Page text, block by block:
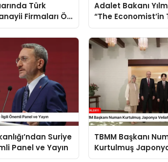
Türk
Firmaları Ön
Adalet Bakanı
“The Economist’in
Yönelik Hedef
Edilemez”
Suriye
Panel ve Yayın
TBMM Başkanı
Kurtulmuş
Prensi Akishino ile